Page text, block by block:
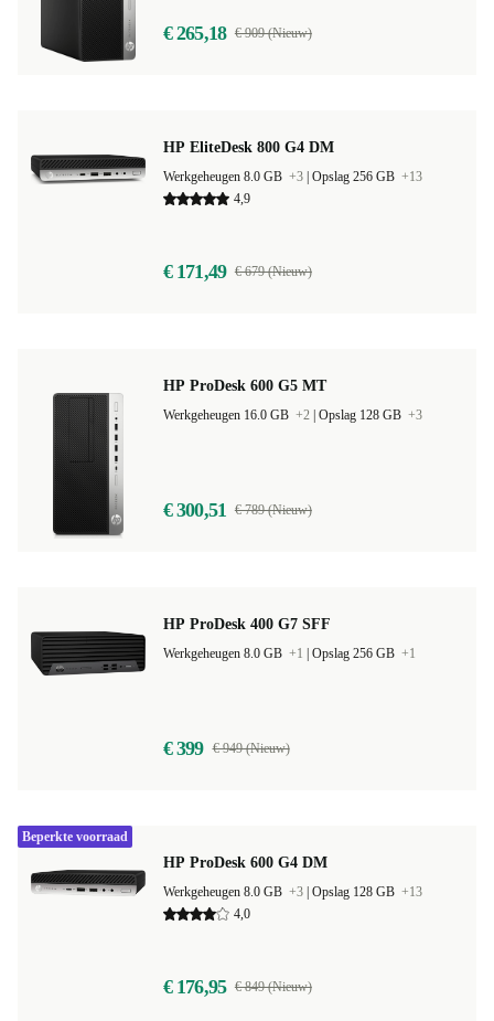
€ 265,18 € 909 (Nieuw)
HP EliteDesk 800 G4 DM
Werkgeheugen 8.0 GB +3 Opslag 256 GB +13
4,9
€ 171,49 € 679 (Nieuw)
HP ProDesk 600 G5 MT
Werkgeheugen 16.0 GB +2 Opslag 128 GB +3
€ 300,51 € 789 (Nieuw)
HP ProDesk 400 G7 SFF
Werkgeheugen 8.0 GB +1 Opslag 256 GB +1
€ 399 € 949 (Nieuw)
HP ProDesk 600 G4 DM
Werkgeheugen 8.0 GB +3 Opslag 128 GB +13
4,0
€ 176,95 € 849 (Nieuw)
Beperkte voorraad